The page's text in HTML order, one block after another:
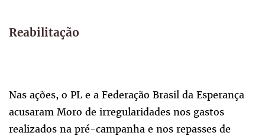
Reabilitação
Nas ações, o PL e a Federação Brasil da Esperança
acusaram Moro de irregularidades nos gastos
realizados na pré-campanha e nos repasses de